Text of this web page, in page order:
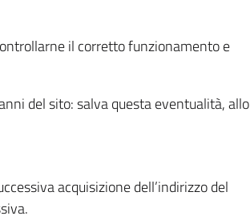
il corretto funzionamento e
del sito: salva questa eventualità, allo
acquisizione dell’indirizzo del